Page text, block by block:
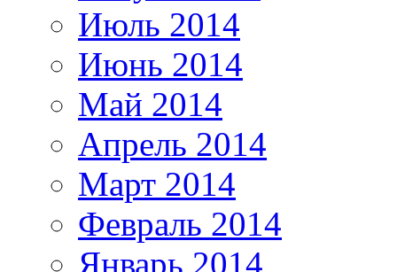
Июль 2014
Июнь 2014
Май 2014
Апрель 2014
Март 2014
Февраль 2014
Январь 2014